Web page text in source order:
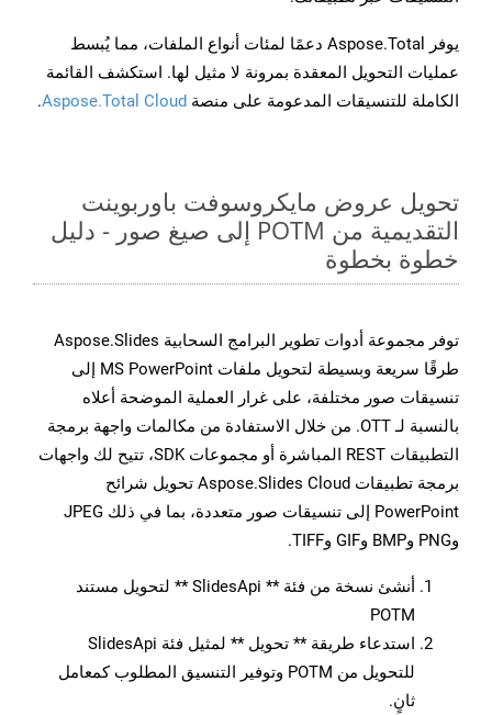
يوفر Aspose.Total دعمًا لمئات أنواع الملفات، مما يُبسط
عمليات التحويل المعقدة بمرونة لا مثيل لها. استكشف القائمة
الكاملة للتنسيقات المدعومة على منصة Aspose.Total Cloud
.
تحويل عروض مايكروسوفت باوربوينت
التقديمية من POTM إلى صيغ صور - دليل
خطوة بخطوة
توفر مجموعة أدوات تطوير البرامج السحابية Aspose.Slides
طرقًا سريعة وبسيطة لتحويل ملفات MS PowerPoint إلى
تنسيقات صور مختلفة، على غرار العملية الموضحة أعلاه
بالنسبة لـ OTT. من خلال الاستفادة من مكالمات واجهة برمجة
التطبيقات REST المباشرة أو مجموعات SDK، تتيح لك واجهات
برمجة تطبيقات Aspose.Slides Cloud تحويل شرائح
PowerPoint إلى تنسيقات صور متعددة، بما في ذلك JPEG
وPNG وBMP وGIF وTIFF.
أنشئ نسخة من فئة ** SlidesApi ** لتحويل مستند
POTM
استدعاء طريقة ** تحويل ** لمثيل فئة SlidesApi
للتحويل من POTM وتوفير التنسيق المطلوب كمعامل
ثانٍ.